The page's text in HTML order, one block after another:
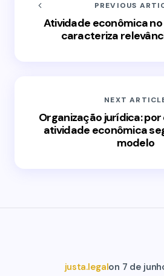
PREVIOUS
Atividade econômica no
caracteriza
NEXT
Organização jurídica:
atividade econômica
modelo
justa.legalon 7 de